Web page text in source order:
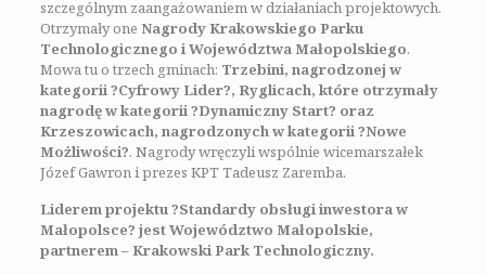
szczególnym zaangażowaniem w działaniach projektowych.
Otrzymały one Nagrody Krakowskiego Parku
Technologicznego i Województwa Małopolskiego.
Mowa tu o trzech gminach: Trzebini, nagrodzonej w
kategorii ?Cyfrowy Lider?, Ryglicach, które otrzymały
nagrodę w kategorii ?Dynamiczny Start? oraz
Krzeszowicach, nagrodzonych w kategorii ?Nowe
Możliwości?. Nagrody wręczyli wspólnie wicemarszałek
Józef Gawron i prezes KPT Tadeusz Zaremba.
Liderem projektu ?Standardy obsługi inwestora w
Małopolsce? jest Województwo Małopolskie,
partnerem – Krakowski Park Technologiczny.